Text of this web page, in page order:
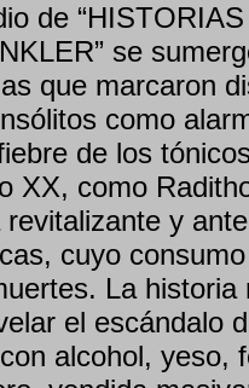
de
se
que marcaron
como
de los
XX, como
y
cuyo
La historia
el escándalo
alcohol, yeso,